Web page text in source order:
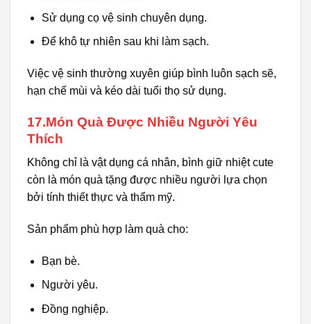
Sử dụng cọ vệ sinh chuyên dụng.
Để khô tự nhiên sau khi làm sạch.
Việc vệ sinh thường xuyên giúp bình luôn sạch sẽ,
hạn chế mùi và kéo dài tuổi thọ sử dụng.
17.Món Quà Được Nhiều Người Yêu
Thích
Không chỉ là vật dụng cá nhân, bình giữ nhiệt cute
còn là món quà tặng được nhiều người lựa chọn
bởi tính thiết thực và thẩm mỹ.
Sản phẩm phù hợp làm quà cho:
Bạn bè.
Người yêu.
Đồng nghiệp.